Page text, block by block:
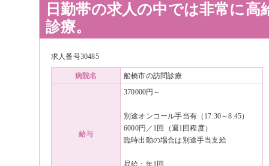
日勤帯の求人の中では非常に高
診療。
求人番号30485
病院名 船橋市の訪問診療
給与
370000円～
別途オンコール手当有（17:30～8:45）
6000円／1回（週1回程度）
臨時出動の場合は別途手当支給
昇給：年1回